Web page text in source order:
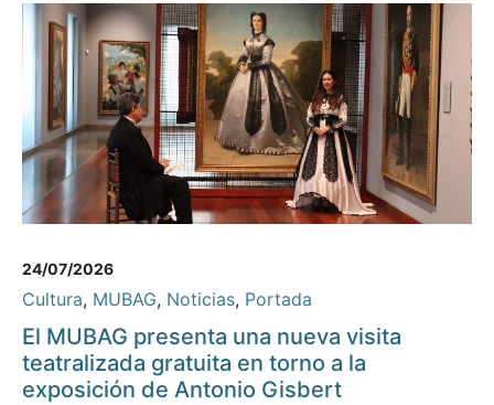
24/07/2026
Cultura, MUBAG, Noticias, Portada
El MUBAG presenta una nueva visita
teatralizada gratuita en torno a la
exposición de Antonio Gisbert